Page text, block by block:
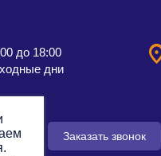
до 18:00
дни
Заказать звонок